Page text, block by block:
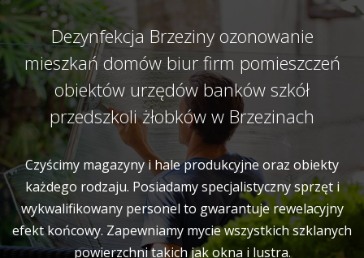
Dezynfekcja Brzeziny ozonowanie
mieszkań domów biur firm pomieszczeń
obiektów urzędów banków szkół
przedszkoli żłobków w Brzezinach
Czyścimy magazyny i hale produkcyjne oraz obiekty
każdego rodzaju. Posiadamy specjalistyczny sprzęt i
wykwalifikowany personel to gwarantuje rewelacyjny
efekt końcowy. Zapewniamy mycie wszystkich szklanych
powierzchni takich jak okna i lustra.